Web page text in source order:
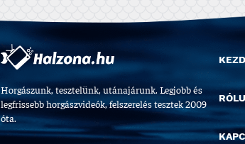
Horgászunk, tesztelünk, utánajárunk. Legjobb és
legfrissebb horgászvideók, felszerelés tesztek 2009
óta.